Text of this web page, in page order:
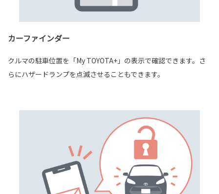
カーファインダー
クルマの駐車位置を「My TOYOTA+」の表示で確認できます。さ
らにハザードランプを点滅させることもできます。